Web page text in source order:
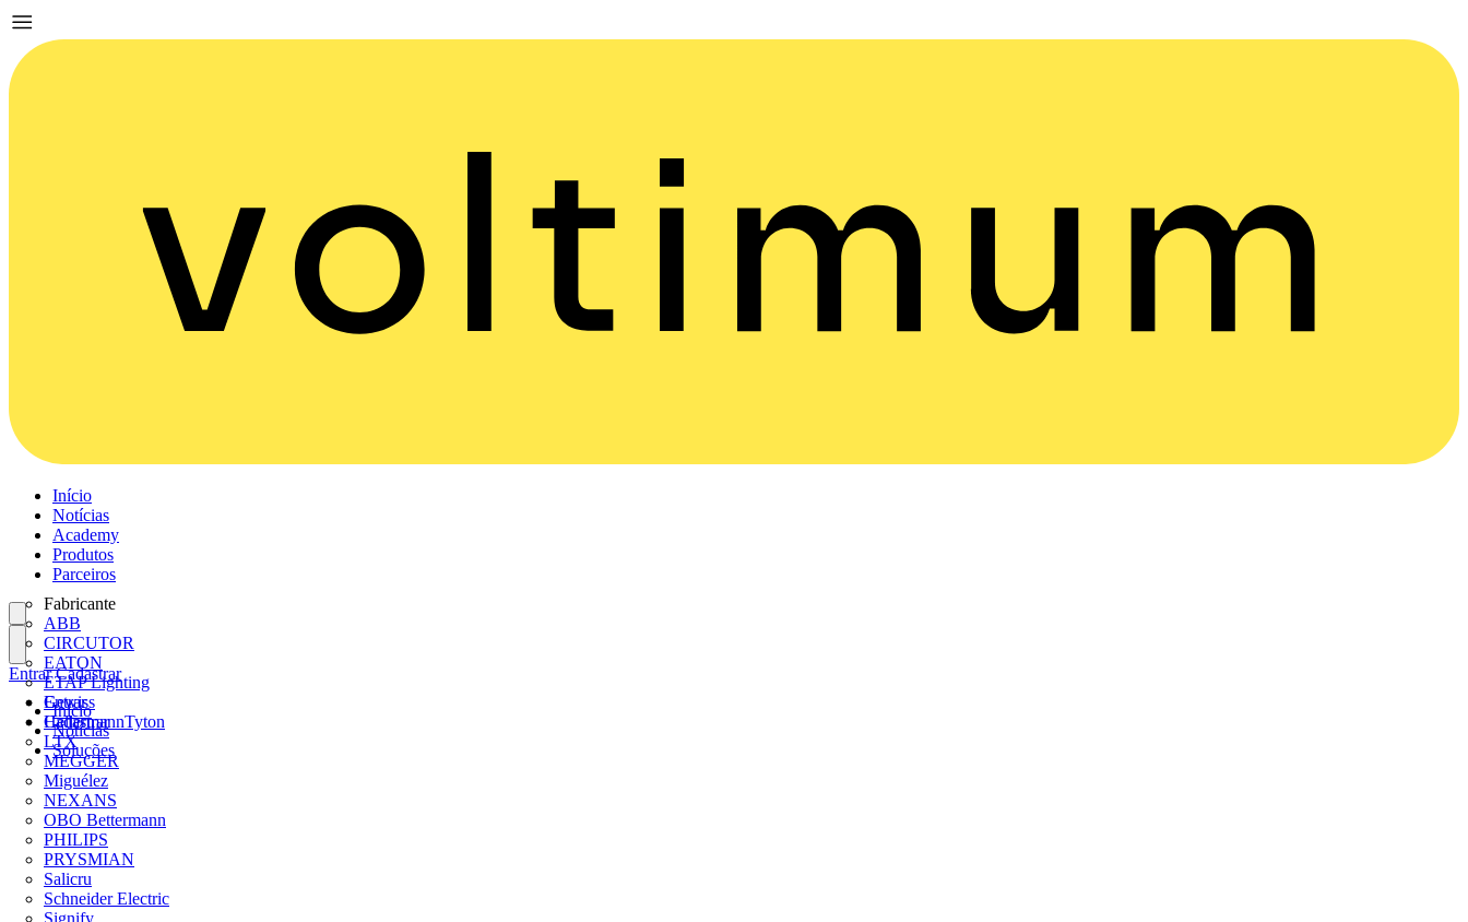
Início
Notícias
Academy
Produtos
Parceiros
Fabricante
ABB
CIRCUTOR
EATON
ETAP Lighting
Gewiss
HellermannTyton
LTX
MEGGER
Miguélez
NEXANS
OBO Bettermann
PHILIPS
PRYSMIAN
Salicru
Schneider Electric
Signify
Entrar
Cadastrar
Entrar Cadastrar
Início
Notícias
Soluções